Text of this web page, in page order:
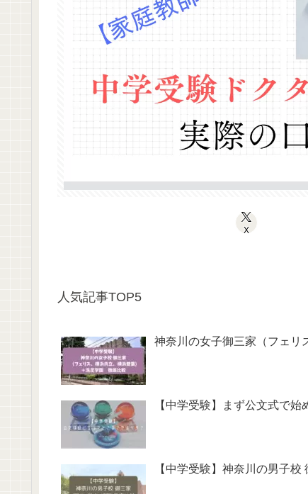
X
人気記事TOP5
神奈川の女子御三家（フェ
【中学受験】まず公文式で
【中学受験】神奈川の男子